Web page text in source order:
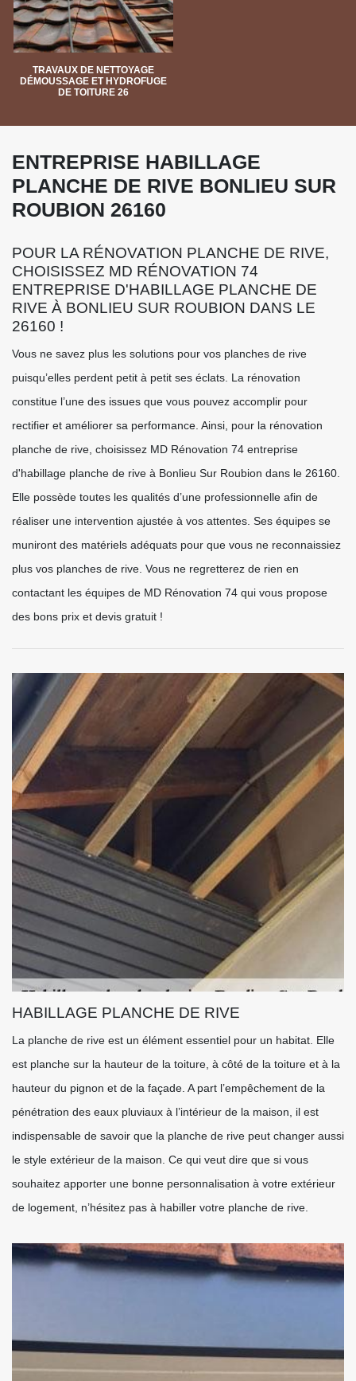
TRAVAUX DE NETTOYAGE
DÉMOUSSAGE ET HYDROFUGE
DE TOITURE 26
ENTREPRISE HABILLAGE
PLANCHE DE RIVE BONLIEU SUR
ROUBION 26160
POUR LA RÉNOVATION PLANCHE DE RIVE,
CHOISISSEZ MD RÉNOVATION 74
ENTREPRISE D'HABILLAGE PLANCHE DE
RIVE À BONLIEU SUR ROUBION DANS LE
26160 !
Vous ne savez plus les solutions pour vos planches de rive
puisqu’elles perdent petit à petit ses éclats. La rénovation
constitue l’une des issues que vous pouvez accomplir pour
rectifier et améliorer sa performance. Ainsi, pour la rénovation
planche de rive, choisissez MD Rénovation 74 entreprise
d'habillage planche de rive à Bonlieu Sur Roubion dans le 26160.
Elle possède toutes les qualités d’une professionnelle afin de
réaliser une intervention ajustée à vos attentes. Ses équipes se
muniront des matériels adéquats pour que vous ne reconnaissiez
plus vos planches de rive. Vous ne regretterez de rien en
contactant les équipes de MD Rénovation 74 qui vous propose
des bons prix et devis gratuit !
HABILLAGE PLANCHE DE RIVE
La planche de rive est un élément essentiel pour un habitat. Elle
est planche sur la hauteur de la toiture, à côté de la toiture et à la
hauteur du pignon et de la façade. A part l’empêchement de la
pénétration des eaux pluviaux à l’intérieur de la maison, il est
indispensable de savoir que la planche de rive peut changer aussi
le style extérieur de la maison. Ce qui veut dire que si vous
souhaitez apporter une bonne personnalisation à votre extérieur
de logement, n’hésitez pas à habiller votre planche de rive.